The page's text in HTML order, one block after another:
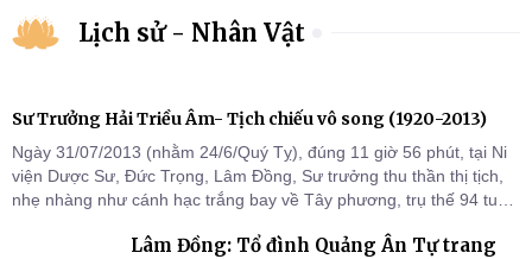
Lịch sử - Nhân Vật
Sư Trưởng Hải Triều Âm- Tịch chiếu vô song (1920-2013)
Ngày 31/07/2013 (nhằm 24/6/Quý Tỵ), đúng 11 giờ 56 phút, tại Ni
viện Dược Sư, Đức Trọng, Lâm Đồng, Sư trưởng thu thần thị tịch,
nhẹ nhàng như cánh hạc trắng bay về Tây phương, trụ thế 94 tuổi
Lâm Đồng: Tổ đình Quảng Ân Tự trang